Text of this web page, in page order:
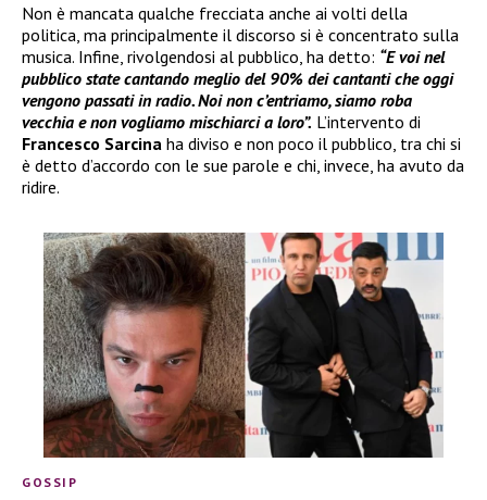
Non è mancata qualche frecciata anche ai volti della
politica, ma principalmente il discorso si è concentrato sulla
musica. Infine, rivolgendosi al pubblico, ha detto: “E voi nel
pubblico state cantando meglio del 90% dei cantanti che oggi
vengono passati in radio. Noi non c’entriamo, siamo roba
vecchia e non vogliamo mischiarci a loro”. L’intervento di
Francesco Sarcina ha diviso e non poco il pubblico, tra chi si
è detto d’accordo con le sue parole e chi, invece, ha avuto da
ridire.
GOSSIP